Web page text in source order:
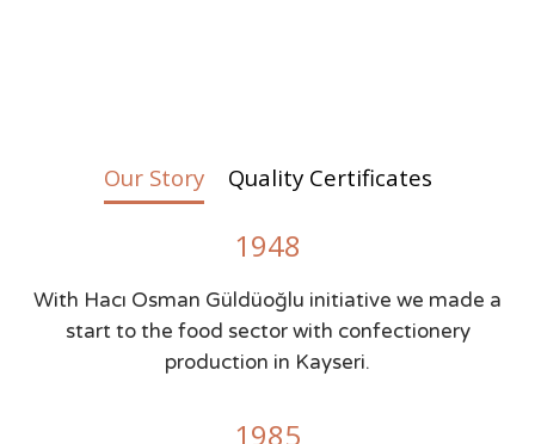
Our Story Quality Certificates
1948
With Hacı Osman Güldüoğlu initiative we made a
start to the food sector with confectionery
production in Kayseri.
1985